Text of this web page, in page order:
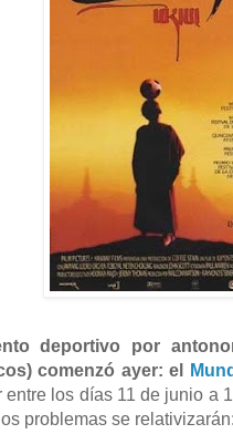
deportivo por
comenzó ayer: el
entre los días 11 de junio a
problemas se